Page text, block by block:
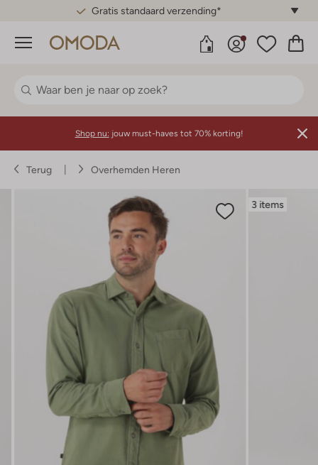
Gratis standaard verzending*
Menu
Shop nu: jouw must-haves tot 70% korting!
Terug Overhemden Heren
3 items